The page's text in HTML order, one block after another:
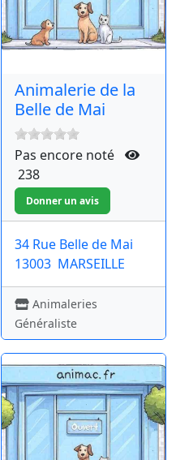
Animalerie de la
Belle de Mai
Pas encore noté
238
34 Rue Belle de Mai
13003 MARSEILLE
Animaleries
Généraliste